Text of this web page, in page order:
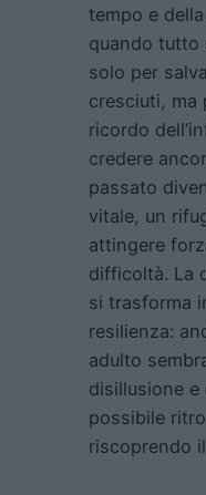
tempo e
quando tutto
solo per
cresciuti, ma
ricordo
credere
passato
vitale, un
attingere
difficoltà. La
si trasforma
resilienza:
adulto
disillusione e
possibile
riscoprendo